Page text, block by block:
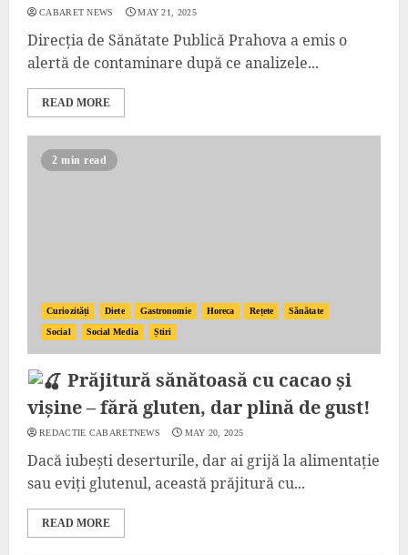
CABARET NEWS MAY 21, 2025
Direcția de Sănătate Publică Prahova a emis o
alertă de contaminare după ce analizele...
READ MORE
2 min read
Curiozități Diete Gastronomie Horeca Rețete Sănătate
Social Social Media Știri
Prăjitură sănătoasă cu cacao și
vișine – fără gluten, dar plină de gust!
REDACTIE CABARETNEWS MAY 20, 2025
Dacă iubești deserturile, dar ai grijă la alimentație
sau eviți glutenul, această prăjitură cu...
READ MORE